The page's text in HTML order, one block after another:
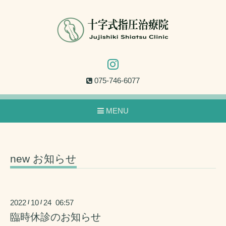
075-746-6077
MENU
new お知らせ
2022 / 10 / 24 06:57
臨時休診のお知らせ